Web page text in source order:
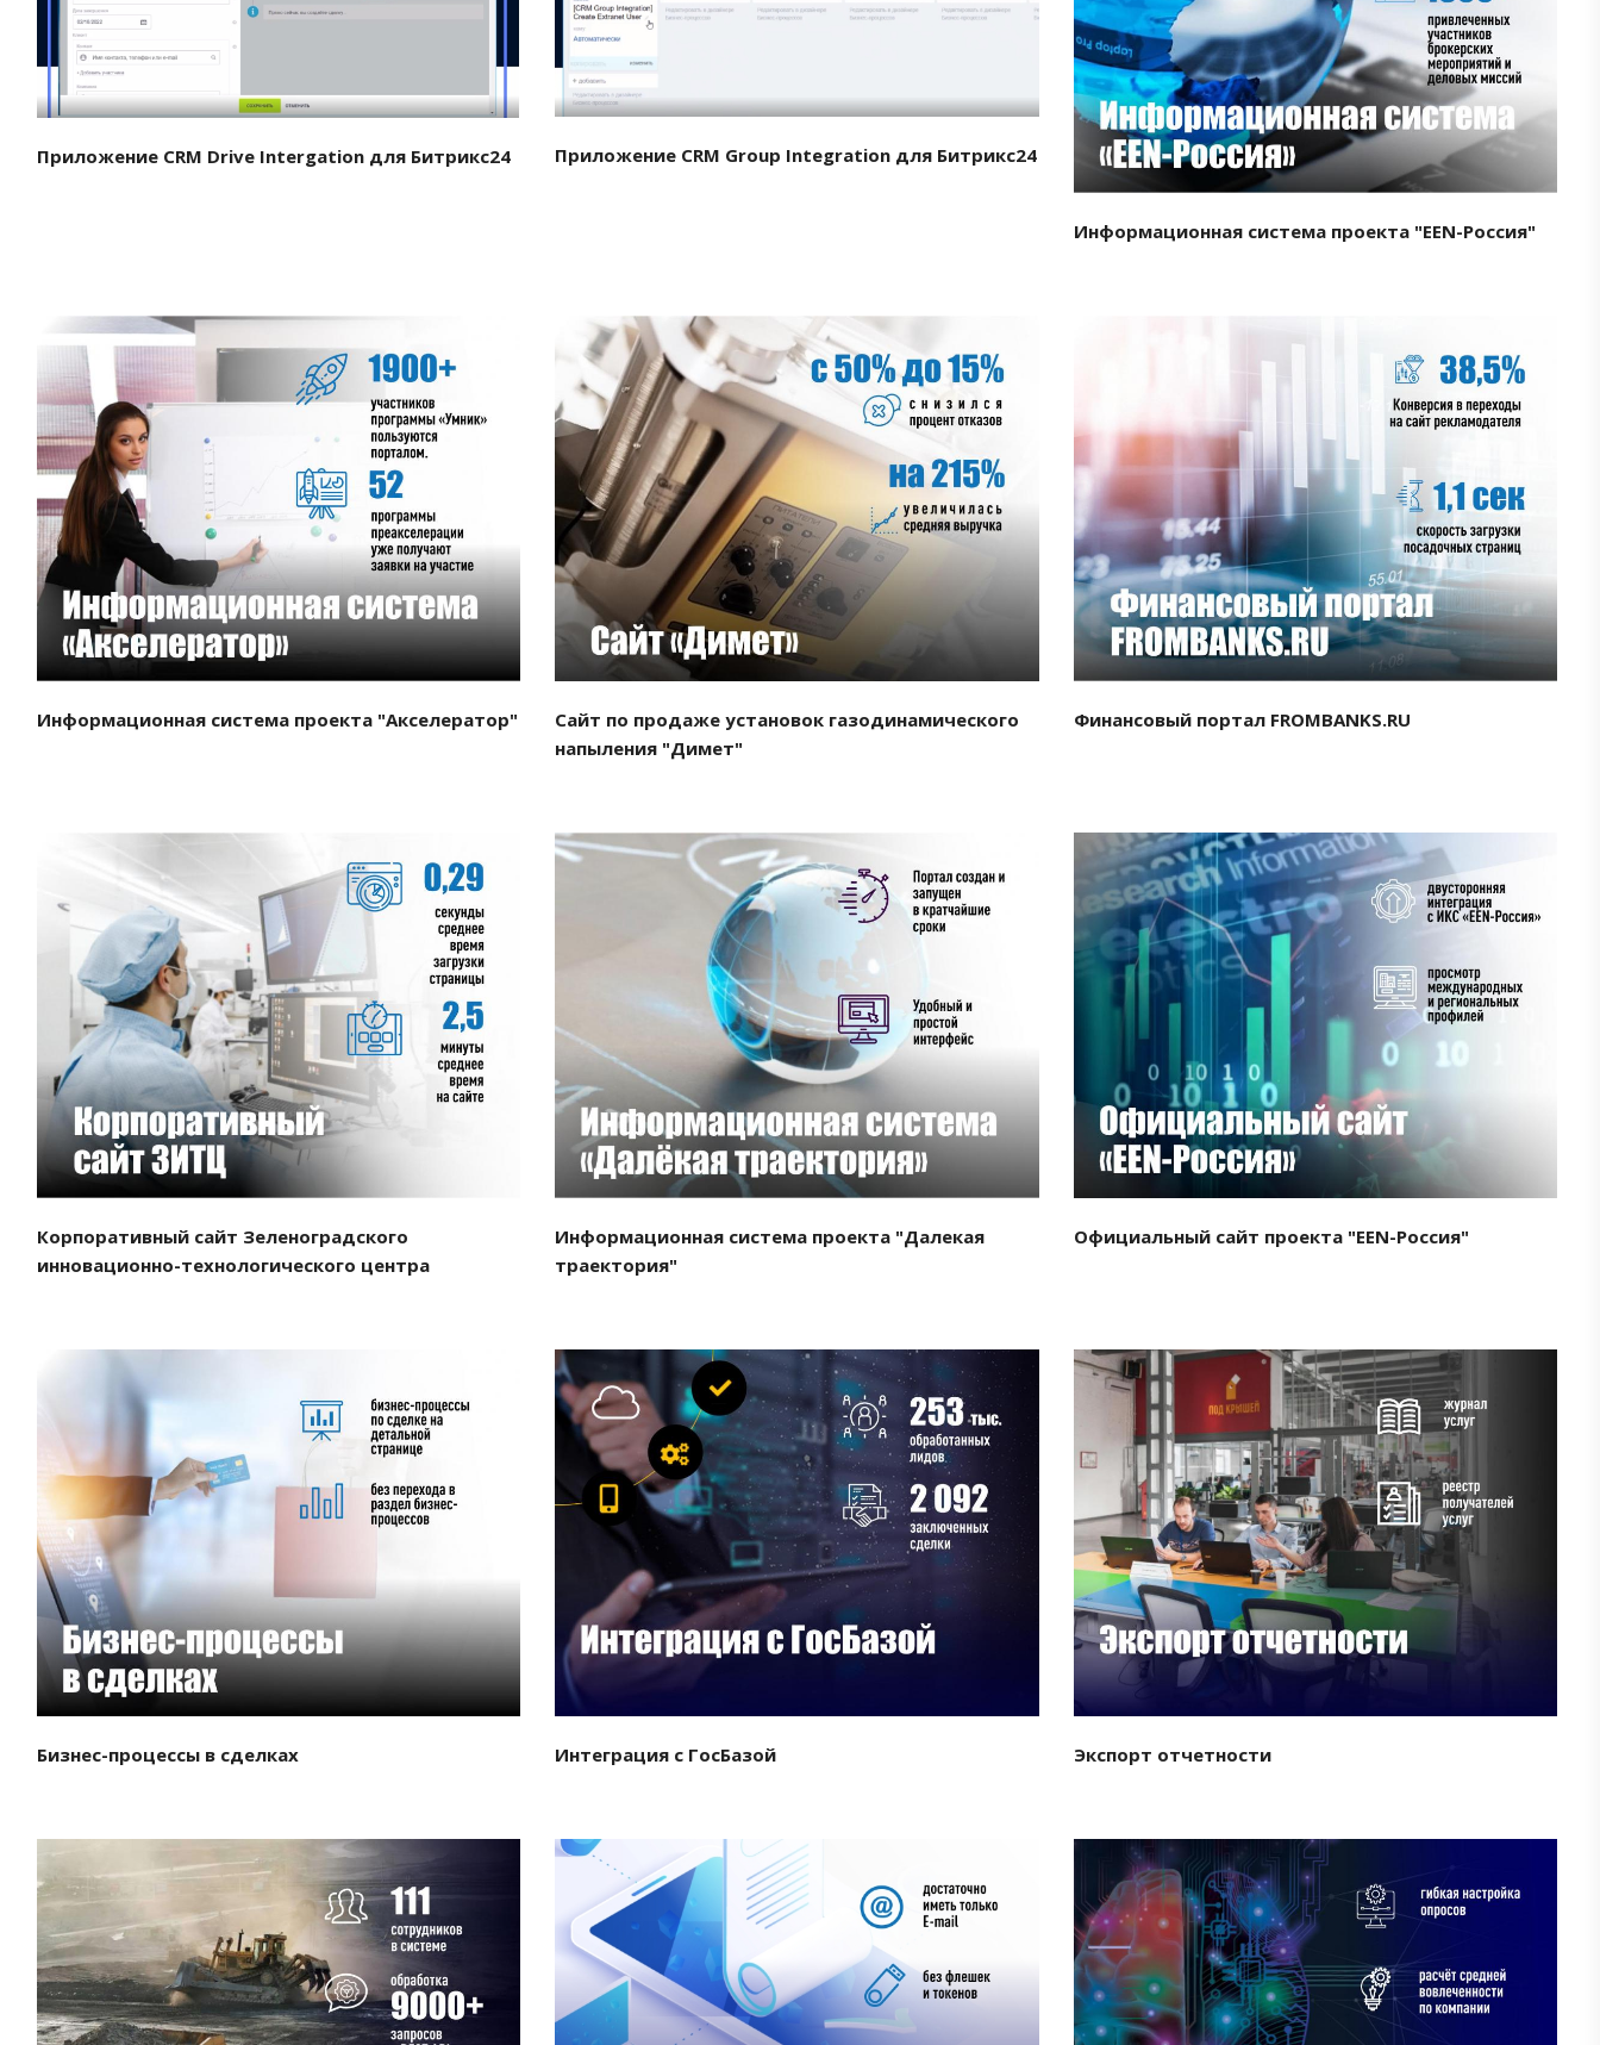
Приложение CRM Drive Intergation для Битрикс24 Приложение CRM Group Integration для Битрикс24
Смотреть проект
Информационная система проекта "EEN-Россия"
Смотреть проект
Информационная система проекта "Акселератор"
Смотреть проект
Сайт по продаже установок газодинамического
напыления "Димет"
Смотреть проект
Финансовый портал FROMBANKS.RU
Смотреть проект
Корпоративный сайт Зеленоградского
инновационно-технологического центра
Смотреть проект
Информационная система проекта "Далекая
траектория"
Смотреть проект
Официальный сайт проекта "EEN-Россия"
Бизнес-процессы в сделках
Смотреть проект
Интеграция с ГосБазой
Смотреть проект
Экспорт отчетности
Смотреть проект Смотреть проект Смотреть проект